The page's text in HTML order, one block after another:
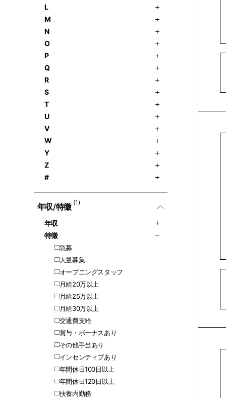
L
M
N
O
P
Q
R
S
T
U
V
W
Y
Z
#
年収/特徵 (1)
年収
特徵
急募
大量募集
オープニングスタッフ
月給20万以上
月給25万以上
月給30万以上
交通費支給
賞与・ボーナスあり
その他手当あり
インセンティブあり
年間休日100日以上
年間休日120日以上
扶養内勤務